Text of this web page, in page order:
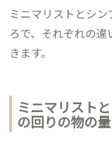
ミニマリストとシ
ろで、それぞれの
きます。
ミニマリスト
の回りの物の量